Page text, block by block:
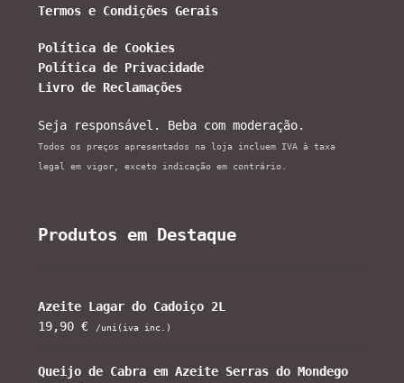
Termos e Condições Gerais
Política de Cookies
Política de Privacidade
Livro de Reclamações
Seja responsável. Beba com moderação.
Todos os preços apresentados na loja incluem IVA à taxa
legal em vigor, exceto indicação em contrário.
Produtos em Destaque
Azeite Lagar do Cadoiço 2L
19,90€ /uni(iva inc.)
Queijo de Cabra em Azeite Serras do Mondego